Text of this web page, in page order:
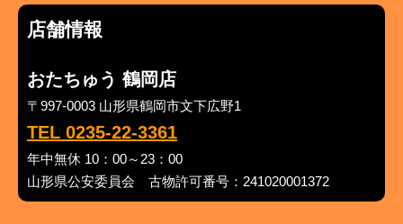
店舗情報
おたちゅう 鶴岡店
〒997-0003 山形県鶴岡市文下広野1
TEL 0235-22-3361
年中無休 10：00～23：00
山形県公安委員会 古物許可番号：241020001372